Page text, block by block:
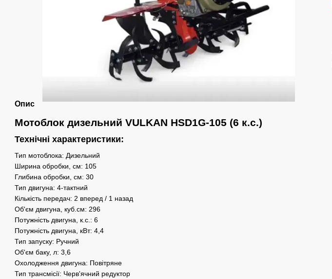
Опис
Мотоблок дизельний VULKAN HSD1G-105 (6 к.с.)
Технічні характеристики:
Тип мотоблока: Дизельний
Ширина обробки, см: 105
Глибина обробки, см: 30
Тип двигуна: 4-тактний
Кількість передач: 2 вперед / 1 назад
Об'єм двигуна, куб.см: 296
Потужність двигуна, к.с.: 6
Потужність двигуна, кВт: 4,4
Тип запуску: Ручний
Об'єм баку, л: 3,6
Охолодження двигуна: Повітряне
Тип трансмісії: Черв'ячний редуктор